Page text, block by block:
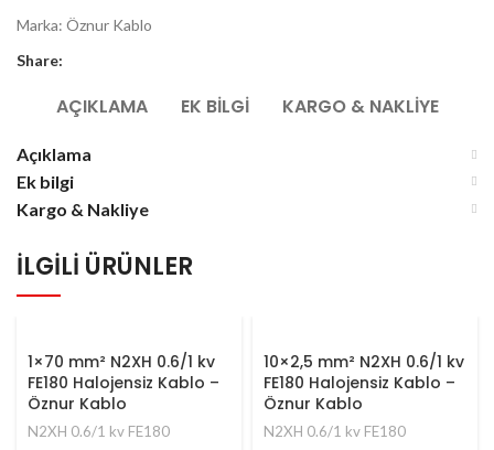
Marka: Öznur Kablo
Share:
AÇIKLAMA EK BILGI KARGO & NAKLIYE
Açıklama
Ek bilgi
Kargo & Nakliye
İLGILI ÜRÜNLER
1×70 mm² N2XH 0.6/1 kv
FE180 Halojensiz Kablo –
Öznur Kablo
N2XH 0.6/1 kv FE180
10×2,5 mm² N2XH 0.6/1 kv
FE180 Halojensiz Kablo –
Öznur Kablo
N2XH 0.6/1 kv FE180